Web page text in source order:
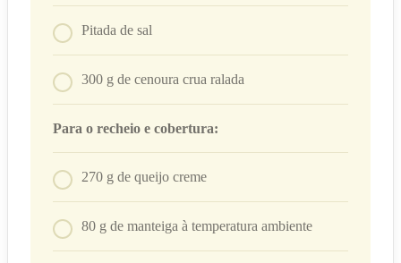
Pitada de sal
300 g de cenoura crua ralada
Para o recheio e cobertura:
270 g de queijo creme
80 g de manteiga à temperatura ambiente